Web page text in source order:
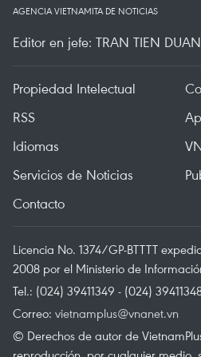
AGENCIA VIETNAMITA DE NOTICIAS
Editor en jefe: TRAN TIEN DUAN
Propiedad Intelectual
RSS
Idiomas
Servicios de Noticias
Contacto
Licencia No. 1374/GP-BTTTT
2008 por el Ministerio de
Tel.: (024) 39411349 - (024)
Correo: vietnamplus@vnanet.vn
© Derechos de autor de